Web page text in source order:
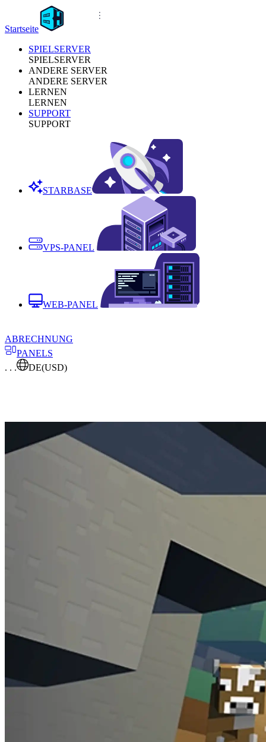
Startseite
SPIELSERVER
SPIELSERVER
ANDERE SERVER
ANDERE SERVER
LERNEN
LERNEN
SUPPORT
SUPPORT
STARBASE
VPS-PANEL
WEB-PANEL
ABRECHNUNG
PANELS
. . .
DE(USD)